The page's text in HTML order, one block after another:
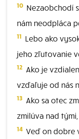
10 Nezaobchodí
nám neodpláca
11 Lebo ako
jeho zľutovanie
12 Ako je
vzďaľuje od nás
13 Ako sa otec
zmilúva nad
14 Veď on dobre